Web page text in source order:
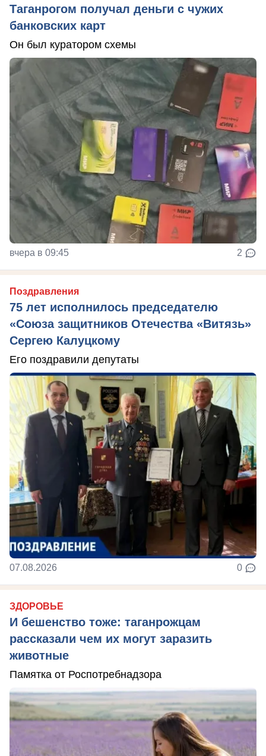
Таганрогом получал деньги с чужих
банковских карт
Он был куратором схемы
вчера в 09:45 2
Поздравления
75 лет исполнилось председателю
«Союза защитников Отечества «Витязь»
Сергею Калуцкому
Его поздравили депутаты
07.08.2026 0
ЗДОРОВЬЕ
И бешенство тоже: таганрожцам
рассказали чем их могут заразить
животные
Памятка от Роспотребнадзора